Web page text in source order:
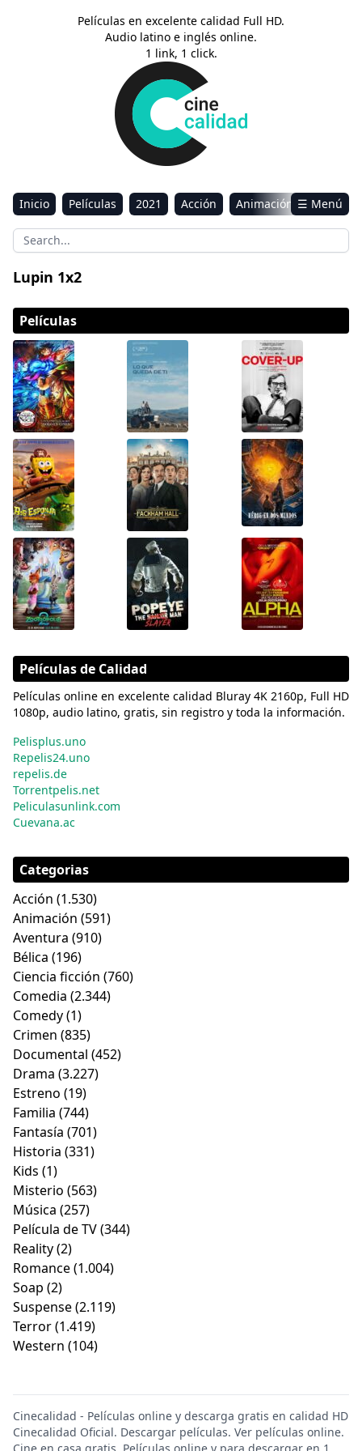
Películas en excelente calidad Full HD.
Audio latino e inglés online.
1 link, 1 click.
Inicio Películas 2021 Acción
Animación
Aventura
Ciencia ficción Comedia
Drama
Sci-Fi & Fantasy
☰ Menú
Lupin 1x2
Películas
Películas de Calidad
Películas online en excelente calidad Bluray 4K 2160p, Full HD
1080p, audio latino, gratis, sin registro y toda la información.
Pelisplus.uno
Repelis24.uno
repelis.de
Torrentpelis.net
Peliculasunlink.com
Cuevana.ac
Categorias
Acción (1.530)
Animación (591)
Aventura (910)
Bélica (196)
Ciencia ficción (760)
Comedia (2.344)
Comedy(1)
Crimen (835)
Documental (452)
Drama (3.227)
Estreno (19)
Familia (744)
Fantasía (701)
Historia (331)
Kids (1)
Misterio (563)
Música (257)
Película de TV(344)
Reality(2)
Romance(1.004)
Soap (2)
Suspense(2.119)
Terror(1.419)
Western (104)
Cinecalidad - Películas online y descarga gratis en calidad HD
Cinecalidad Oficial. Descargar películas. Ver películas online.